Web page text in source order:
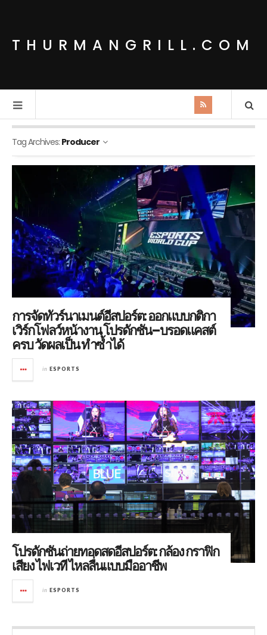
THURMANGRILL.COM
Tag Archives: Producer
การจัดทัวร์นาเมนต์อีสปอร์ต: ออกแบบกติกา
เวิร์กโฟลว์หน้างาน โปรดักชัน–บรอดแคสต์
ครบ วัดผลเป็น ทำซ้ำได้
in ESPORTS
โปรดักชันถ่ายทอดสดอีสปอร์ต: กล้อง กราฟิก
เสียง ไฟเวที ไหลลื่นแบบมืออาชีพ
in ESPORTS